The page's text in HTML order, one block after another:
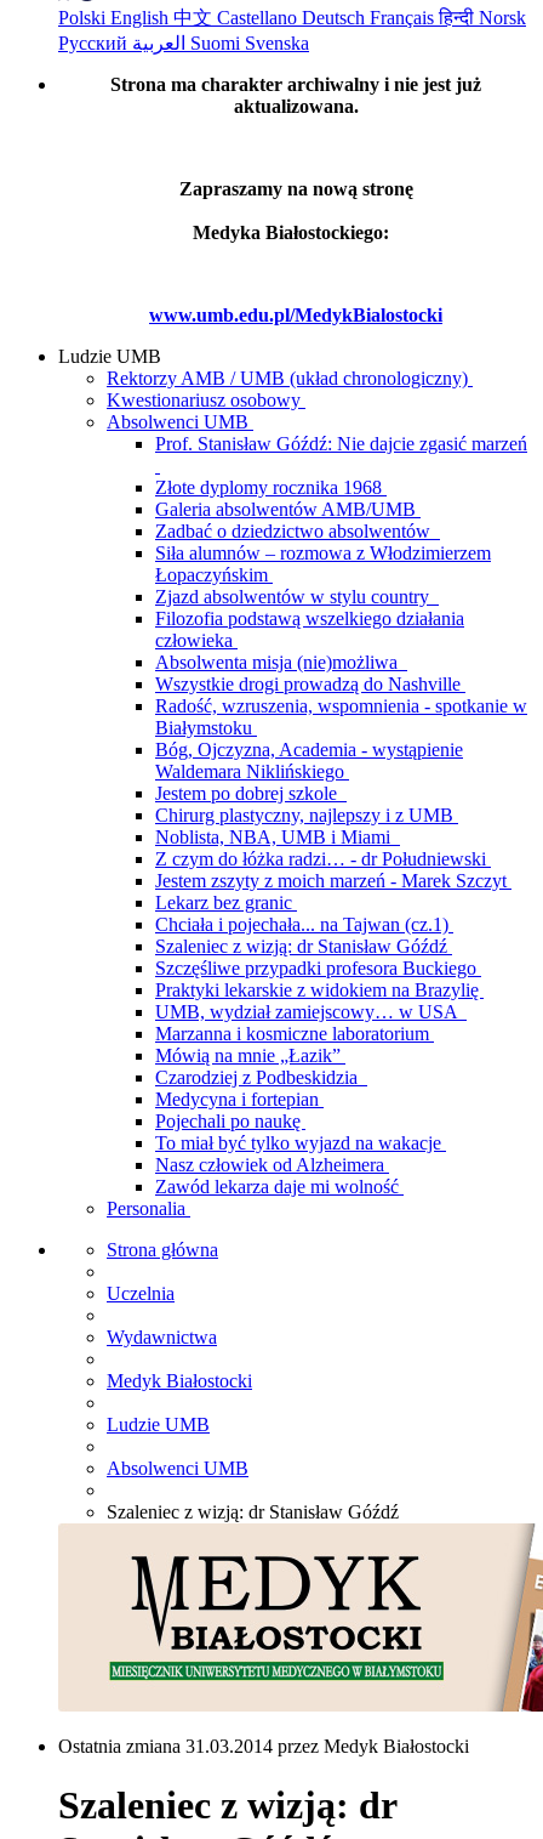
Polski English 中文 Castellano Deutsch Françaisहिन्दी Norsk
Русский
Suomi Svenska
Strona ma charakter archiwalny i nie jest już
aktualizowana.
Zapraszamy na nową stronę
Medyka Białostockiego:
www.umb.edu.pl/MedykBialostocki
Ludzie UMB
Rektorzy AMB / UMB (układ chronologiczny)
Kwestionariusz osobowy
Absolwenci UMB
Prof. Stanisław Góźdź: Nie dajcie zgasić marzeń
Złote dyplomy rocznika 1968
Galeria absolwentów AMB/UMB
Zadbać o dziedzictwo absolwentów
Siła alumnów – rozmowa z Włodzimierzem
Łopaczyńskim
Zjazd absolwentów w stylu country
Filozofia podstawą wszelkiego działania
człowieka
Absolwenta misja (nie)możliwa
Wszystkie drogi prowadzą do Nashville
Radość, wzruszenia, wspomnienia - spotkanie w
Białymstoku
Bóg, Ojczyzna, Academia - wystąpienie
Waldemara Niklińskiego
Jestem po dobrej szkole
Chirurg plastyczny, najlepszy i z UMB
Noblista, NBA, UMB i Miami
Z czym do łóżka radzi… - dr Południewski
Jestem zszyty z moich marzeń - Marek Szczyt
Lekarz bez granic
Chciała i pojechała... na Tajwan (cz.1)
Szaleniec z wizją: dr Stanisław Góźdź
Szczęśliwe przypadki profesora Buckiego
Praktyki lekarskie z widokiem na Brazylię
UMB, wydział zamiejscowy… w USA
Marzanna i kosmiczne laboratorium
Mówią na mnie „Łazik”
Czarodziej z Podbeskidzia
Medycyna i fortepian
Pojechali po naukę
To miał być tylko wyjazd na wakacje
Nasz człowiek od Alzheimera
Zawód lekarza daje mi wolność
Personalia
Strona główna
Uczelnia
Wydawnictwa
Medyk Białostocki
Ludzie UMB
Absolwenci UMB
Szaleniec z wizją: dr Stanisław Góźdź
Ostatnia zmiana 31.03.2014 przez Medyk Białostocki
Szaleniec z wizją: dr